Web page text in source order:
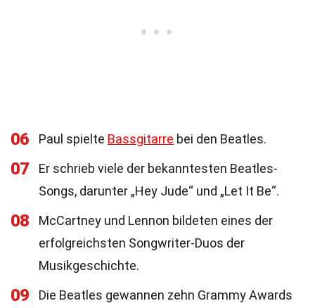
06 Paul spielte Bassgitarre bei den Beatles.
07
Er schrieb viele der bekanntesten Beatles-
Songs, darunter „Hey Jude“ und „Let It Be“.
08
McCartney und Lennon bildeten eines der
erfolgreichsten Songwriter-Duos der
Musikgeschichte.
09 Die Beatles gewannen zehn Grammy Awards